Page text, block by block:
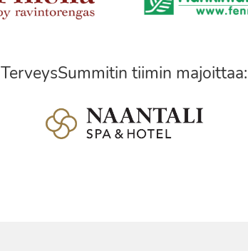
TerveysSummitin tiimin majoittaa: